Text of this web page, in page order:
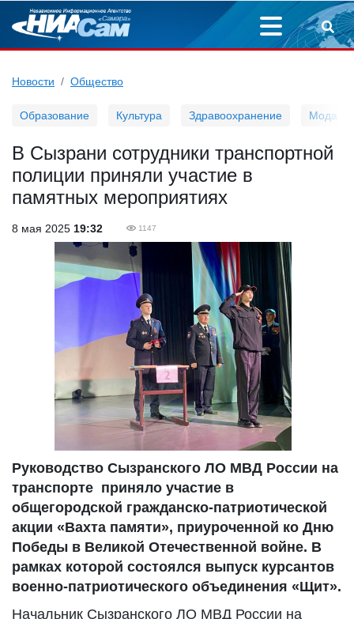
Новости Общество
Образование Культура Здравоохранение Мода
В Сызрани сотрудники транспортной
полиции приняли участие в
памятных мероприятиях
8 мая 2025 19:32 1147
Руководство Сызранского ЛО МВД России на
транспорте приняло участие в
общегородской гражданско-патриотической
акции «Вахта памяти», приуроченной ко Дню
Победы в Великой Отечественной войне. В
рамках которой состоялся выпуск курсантов
военно-патриотического объединения «Щит».
Начальник Сызранского ЛО МВД России на